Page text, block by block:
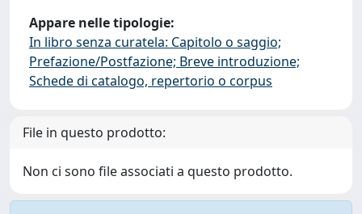
Appare nelle tipologie:
In libro senza curatela: Capitolo o saggio;
Prefazione/Postfazione; Breve introduzione;
Schede di catalogo, repertorio o corpus
File in questo prodotto:
Non ci sono file associati a questo prodotto.